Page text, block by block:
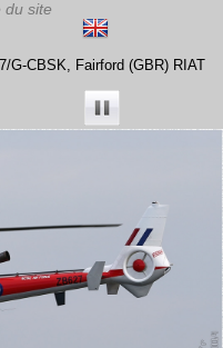
G-CBSK, Fairford (GBR) RIAT